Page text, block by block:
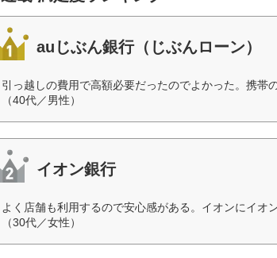
auじぶん銀行（じぶんローン）
引っ越しの費用で高額必要だったのでよかった。携帯
（40代／男性）
イオン銀行
よく店舗も利用するので安心感がある。イオンにイオ
（30代／女性）